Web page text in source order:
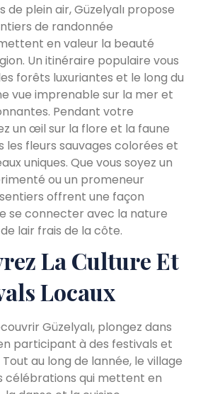
de plein air, Güzelyalı propose
de randonnée
en valeur la beauté
Un itinéraire populaire vous
forêts luxuriantes et le long du
vue imprenable sur la mer et
Pendant votre
un œil sur la flore et la faune
les fleurs sauvages colorées et
uniques. Que vous soyez un
ou un promeneur
offrent une façon
se connecter avec la nature
lair frais de la côte.
La Culture Et
Locaux
Güzelyalı, plongez dans
participant à des festivals et
au long de lannée, le village
célébrations qui mettent en